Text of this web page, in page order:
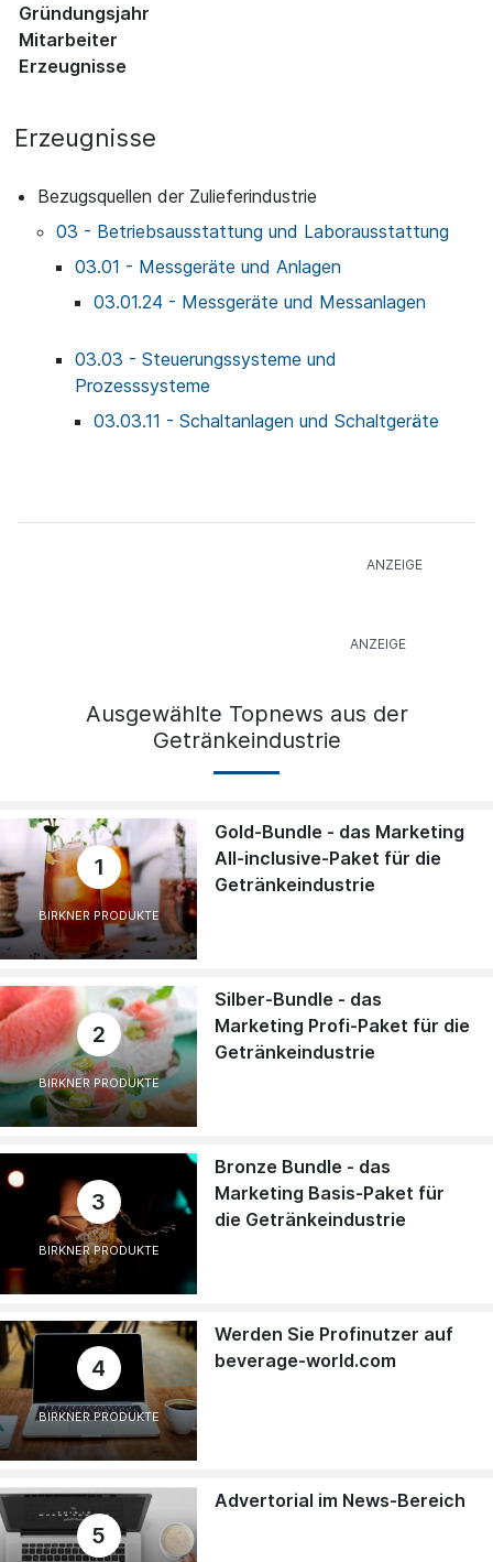
Gründungsjahr
Mitarbeiter
Erzeugnisse
Erzeugnisse
Bezugsquellen der Zulieferindustrie
03 - Betriebsausstattung und Laborausstattung
03.01 - Messgeräte und Anlagen
03.01.24 - Messgeräte und Messanlagen
03.03 - Steuerungssysteme und
Prozesssysteme
03.03.11 - Schaltanlagen und Schaltgeräte
Ausgewählte Topnews aus der
Getränkeindustrie
1
BIRKNER PRODUKTE
Gold-Bundle - das Marketing
All-inclusive-Paket für die
Getränkeindustrie
2
BIRKNER PRODUKTE
Silber-Bundle - das
Marketing Profi-Paket für die
Getränkeindustrie
3
BIRKNER PRODUKTE
Bronze Bundle - das
Marketing Basis-Paket für
die Getränkeindustrie
4
BIRKNER PRODUKTE
Werden Sie Profinutzer auf
beverage-world.com
5
Advertorial im News-Bereich